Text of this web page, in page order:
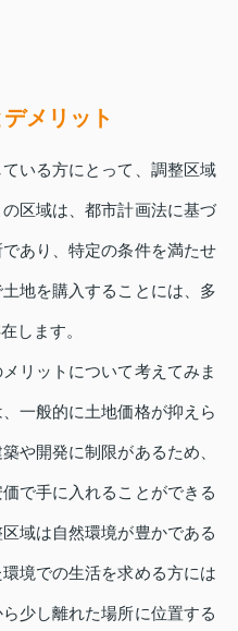
メリット
いる方にとって、調整区域
区域は、都市計画法に基づ
あり、特定の条件を満たせ
地を購入することには、多
します。
リットについて考えてみま
一般的に土地価格が抑えら
や開発に制限があるため、
で手に入れることができる
域は自然環境が豊かである
境での生活を求める方には
少し離れた場所に位置する